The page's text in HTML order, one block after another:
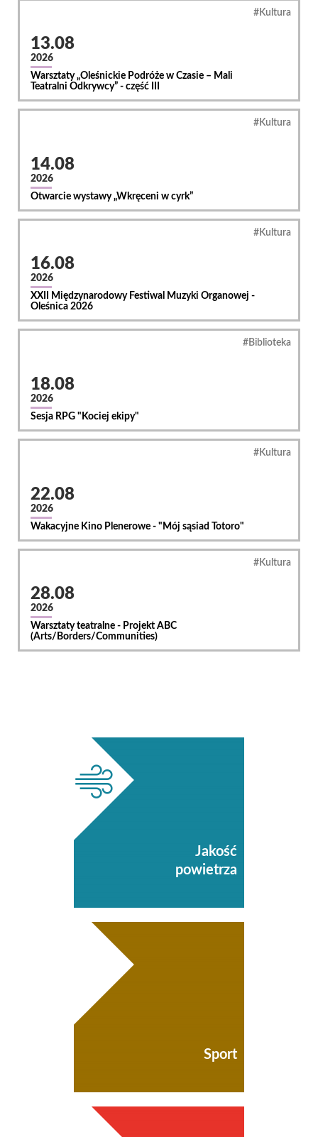
13.08
2026
Warsztaty „Oleśnickie Podróże w Czasie – Mali
Teatralni Odkrywcy” - część III
Kultura
14.08
2026
Otwarcie wystawy „Wkręceni w cyrk”
Kultura
16.08
2026
XXII Międzynarodowy Festiwal Muzyki Organowej -
Oleśnica 2026
Kultura
18.08
2026
Sesja RPG "Kociej ekipy"
Biblioteka
22.08
2026
Wakacyjne Kino Plenerowe - "Mój sąsiad Totoro"
Kultura
28.08
2026
Warsztaty teatralne - Projekt ABC
(Arts/Borders/Communities)
Kultura
Ważne
informacje
Jakość
powietrza
Sport